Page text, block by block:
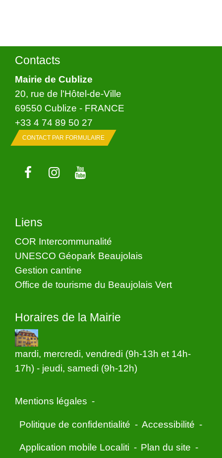
Contacts
Mairie de Cublize
20, rue de l'Hôtel-de-Ville
69550 Cublize - FRANCE
+33 4 74 89 50 27
CONTACT PAR FORMULAIRE
Liens
COR Intercommunalité
UNESCO Géopark Beaujolais
Gestion cantine
Office de tourisme du Beaujolais Vert
Horaires de la Mairie
mardi, mercredi, vendredi (9h-13h et 14h-
17h) - jeudi, samedi (9h-12h)
Mentions légales -
Politique de confidentialité - Accessibilité -
Application mobile Localiti - Plan du site -